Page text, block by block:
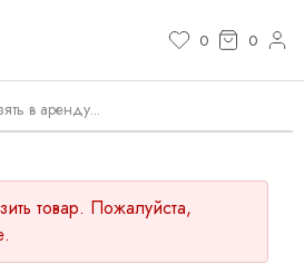
0 0
товар. Пожалуйста,